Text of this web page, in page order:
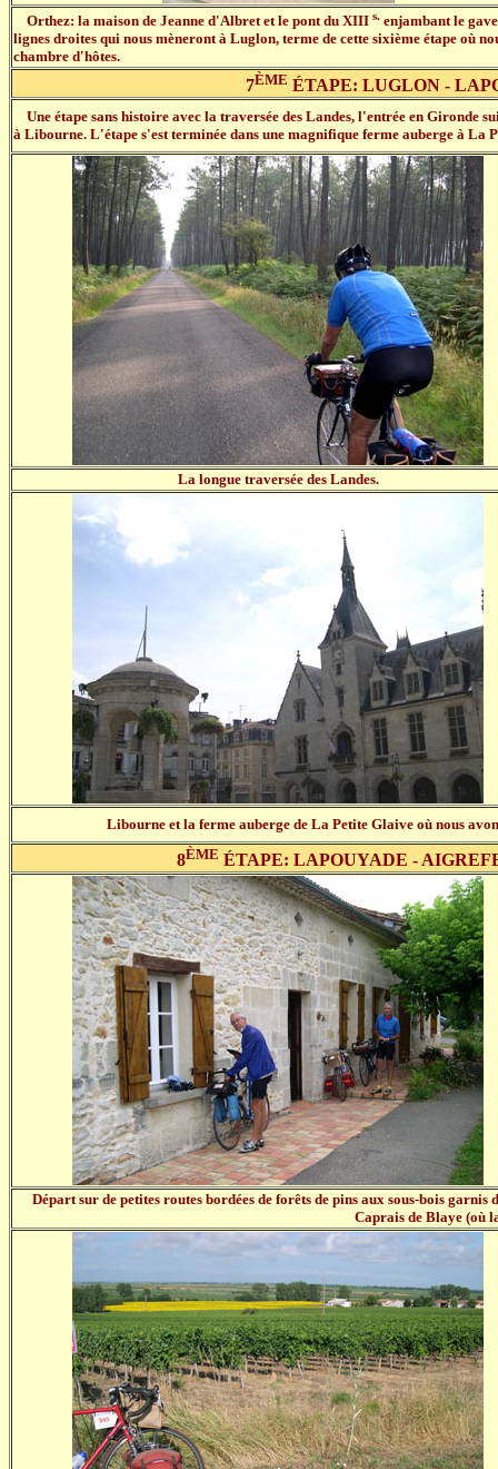
Orthez: la maison de Jeanne d'Albret et le pont du XIII s. enjambant le
lignes droites qui nous mèneront à Luglon, terme de cette sixième étape où
chambre d'hôtes.
7ÈME ÉTAPE: LUGLON -
Une étape sans histoire avec la traversée des Landes, l'entrée en Gironde
à Libourne. L'étape s'est terminée dans une magnifique ferme auberge à La
La longue traversée des Landes.
Libourne et la ferme auberge de La Petite Glaive où nous
8ÈME ÉTAPE: LAPOUYADE -
Départ sur de petites routes bordées de forêts de pins aux sous-bois
Caprais de Blaye (où